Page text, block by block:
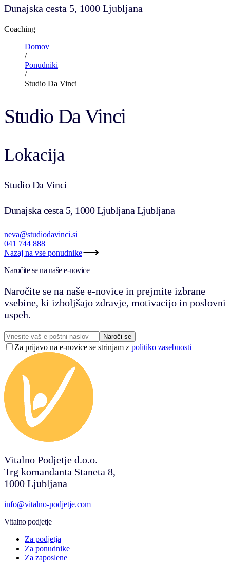
Dunajska cesta 5, 1000 Ljubljana
Coaching
Domov
/
Ponudniki
/
Studio Da Vinci
Studio Da Vinci
Lokacija
Studio Da Vinci
Dunajska cesta 5, 1000 Ljubljana Ljubljana
neva@studiodavinci.si
041 744 888
Nazaj na vse ponudnike
Naročite se na naše e-novice
Naročite se na naše e-novice in prejmite izbrane
vsebine, ki izboljšajo zdravje, motivacijo in poslovni
uspeh.
Naroči se
Za prijavo na e-novice se strinjam z politiko zasebnosti
Vitalno Podjetje d.o.o.
Trg komandanta Staneta 8,
1000 Ljubljana
info@vitalno-podjetje.com
Vitalno podjetje
Za podjetja
Za ponudnike
Za zaposlene